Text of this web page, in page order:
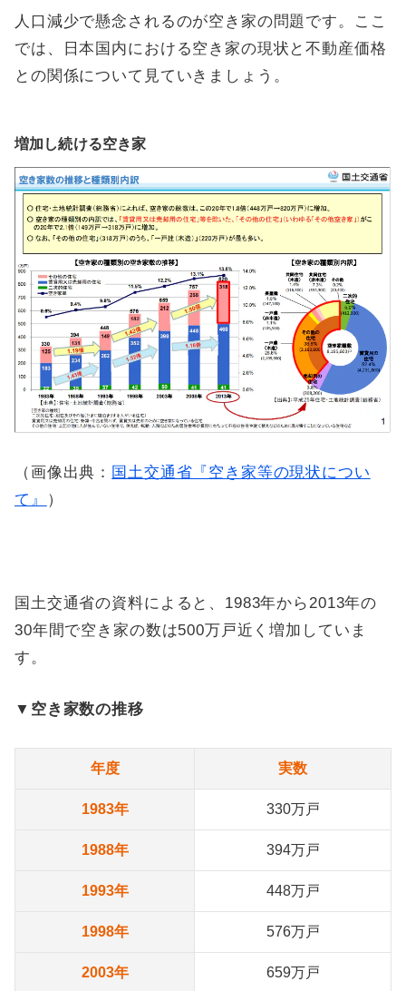
人口減少で懸念されるのが空き家の問題です。ここ
では、日本国内における空き家の現状と不動産価格
との関係について見ていきましょう。
増加し続ける空き家
（画像出典： 国土交通省『空き家等の現状につい
て』
）
国土交通省の資料によると、1983年から2013年の
30年間で空き家の数は500万戸近く増加していま
す。
▼空き家数の推移
年度 実数
1983年 330万戸
1988年 394万戸
1993年 448万戸
1998年 576万戸
2003年 659万戸